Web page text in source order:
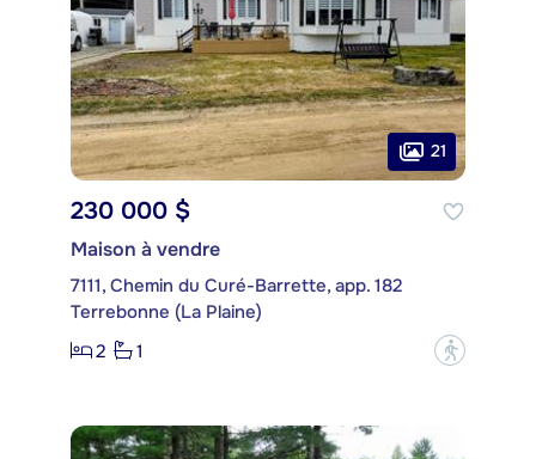
21
230 000 $
Maison à vendre
7111, Chemin du Curé-Barrette, app. 182
Terrebonne (La Plaine)
2
1 ?